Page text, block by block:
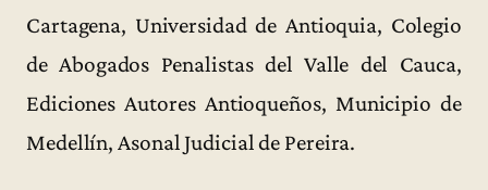
Cartagena, Universidad de Antioquia, Colegio
de Abogados Penalistas del Valle del Cauca,
Ediciones Autores Antioqueños, Municipio de
Medellín, Asonal Judicial de Pereira.